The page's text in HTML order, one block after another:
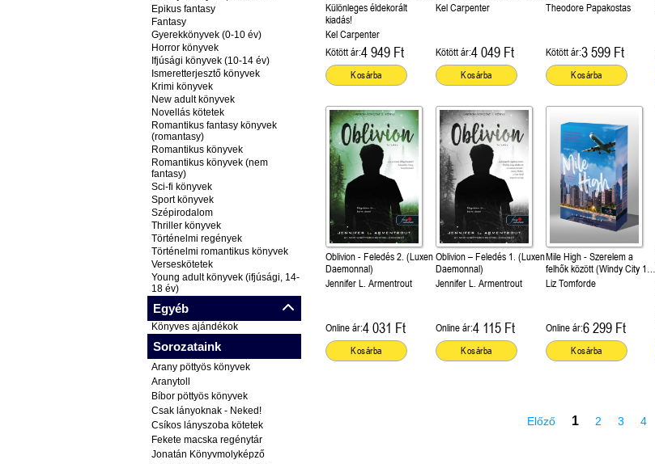
Epikus fantasy
Fantasy
Gyerekkönyvek (0-10 év)
Horror könyvek
Ifjúsági könyvek (10-14 év)
Ismeretterjesztő könyvek
Krimi könyvek
New adult könyvek
Novellás kötetek
Romantikus fantasy könyvek
(romantasy)
Romantikus könyvek
Romantikus könyvek (nem
fantasy)
Sci-fi könyvek
Sport könyvek
Szépirodalom
Thriller könyvek
Történelmi regények
Történelmi romantikus könyvek
Verseskötetek
Young adult könyvek (ifjúsági, 14-
18 év)
Egyéb
Könyves ajándékok
Sorozataink
Arany pöttyös könyvek
Aranytoll
Bíbor pöttyös könyvek
Csak lányoknak - Neked!
Csíkos lányszoba kötetek
Fekete macska regénytár
Jonatán Könyvmolyképző
(Sötét Maji 1.)
Különleges éldekorált
kiadás!
Kel Carpenter
Kötött ár:4 949 Ft
Kosárba
(Sötét Maji 1.)
Kel Carpenter
Kötött ár:4 049 Ft
Kosárba
Theodore Papakostas
Kötött ár:3 599 Ft
Kosárba
Oblivion - Feledés 2. (Luxen
Daemonnal)
Jennifer L. Armentrout
Online ár:4 031 Ft
Kosárba
Oblivion – Feledés 1. (Luxen
Daemonnal)
Jennifer L. Armentrout
Online ár:4 115 Ft
Kosárba
Mile High - Szerelem a
felhők között (Windy City 1.)
- Különleges éldekorált
Liz Tomforde
Online ár:6 299 Ft
Kosárba
Előző 1 2 3 4